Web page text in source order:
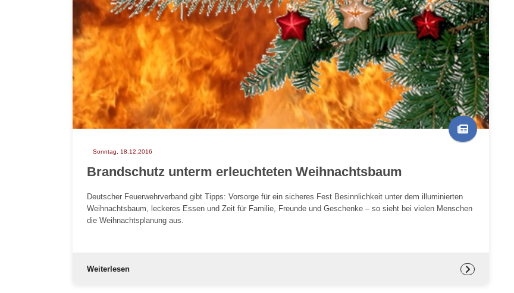
Sonntag, 18.12.2016
Brandschutz unterm erleuchteten Weihnachtsbaum
Deutscher Feuerwehrverband gibt Tipps: Vorsorge für ein sicheres Fest Besinnlichkeit unter dem illuminierten
Weihnachtsbaum, leckeres Essen und Zeit für Familie, Freunde und Geschenke – so sieht bei vielen Menschen
die Weihnachtsplanung aus.
Weiterlesen